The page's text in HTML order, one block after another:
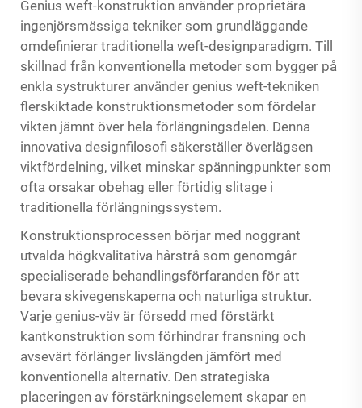
Genius weft-konstruktion använder proprietära
ingenjörsmässiga tekniker som grundläggande
omdefinierar traditionella weft-designparadigm. Till
skillnad från konventionella metoder som bygger på
enkla systrukturer använder genius weft-tekniken
flerskiktade konstruktionsmetoder som fördelar
vikten jämnt över hela förlängningsdelen. Denna
innovativa designfilosofi säkerställer överlägsen
viktfördelning, vilket minskar spänningpunkter som
ofta orsakar obehag eller förtidig slitage i
traditionella förlängningssystem.
Konstruktionsprocessen börjar med noggrant
utvalda högkvalitativa hårstrå som genomgår
specialiserade behandlingsförfaranden för att
bevara skivegenskaperna och naturliga struktur.
Varje genius-väv är försedd med förstärkt
kantkonstruktion som förhindrar fransning och
avsevärt förlänger livslängden jämfört med
konventionella alternativ. Den strategiska
placeringen av förstärkningselement skapar en